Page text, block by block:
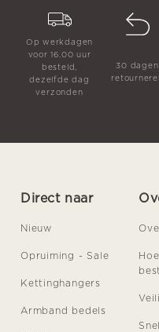
Op werkdagen
voor 16.00 uur
besteld,
dezelfde dag
verzonden
30 dagen
Direct naar
Nieuw
Opruiming - Sale
Kettinghangers
Armband bedels